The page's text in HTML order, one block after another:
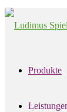
Produkte